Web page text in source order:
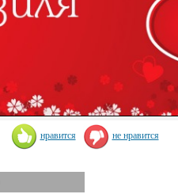
нравится не нравится